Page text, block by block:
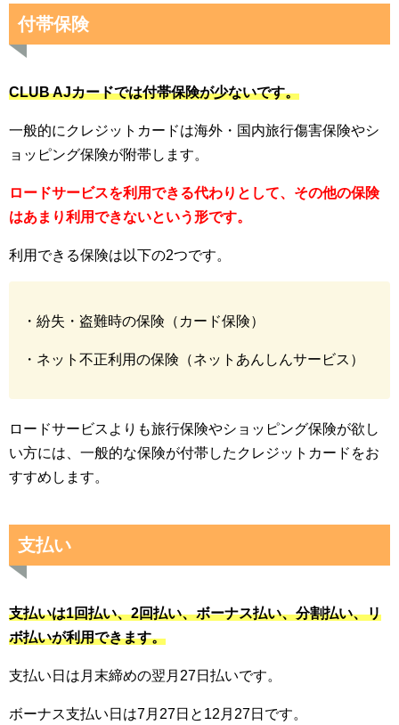
付帯保険
CLUB AJカードでは付帯保険が少ないです。
一般的にクレジットカードは海外・国内旅行傷害保険やシ
ョッピング保険が附帯します。
ロードサービスを利用できる代わりとして、その他の保険
はあまり利用できないという形です。
利用できる保険は以下の2つです。
・紛失・盗難時の保険（カード保険）
・ネット不正利用の保険（ネットあんしんサービス）
ロードサービスよりも旅行保険やショッピング保険が欲し
い方には、一般的な保険が付帯したクレジットカードをお
すすめします。
支払い
支払いは1回払い、2回払い、ボーナス払い、分割払い、リ
ボ払いが利用できます。
支払い日は月末締めの翌月27日払いです。
ボーナス支払い日は7月27日と12月27日です。